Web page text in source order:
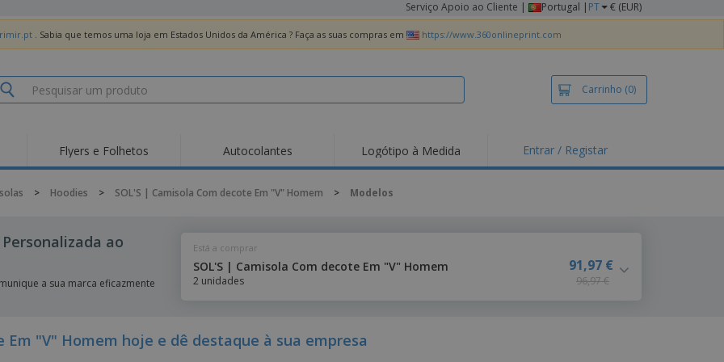
Serviço Apoio ao Cliente | Portugal | PT € (EUR)
. Sabia que temos uma loja em Estados Unidos da América ? Faça as suas compras em https://www.360onlineprint.com
Carrinho (0)
Tendências
Roll-ups
Autocolantes, Vinis e
Cartazes
Novos Produtos
de alimentação
Descartáveis
Relógios de pulso
Promoções
Personalizadas
Flyers e Folhetos Autocolantes Logótipo à Medida Entrar / Registar
> Hoodies > SOL'S | Camisola Com decote Em "V" Homem > Modelos
ao
a sua marca eficazmente
Está a comprar
SOL'S | Camisola Com decote Em "V" Homem
2 unidades
91,97 €
96,97 €
Em "V" Homem hoje e dê destaque à sua empresa